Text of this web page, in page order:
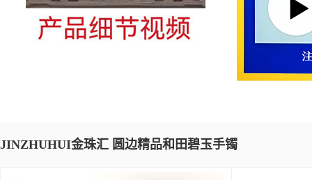
JINZHUHUI金珠汇 圆边精品和田碧玉手镯